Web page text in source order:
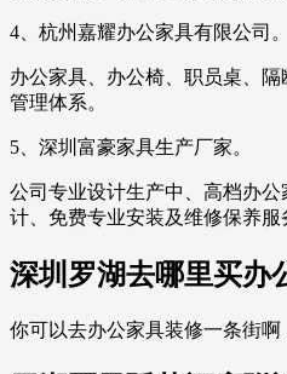
4、杭州嘉耀办公家具有限公司。
办公家具、办公椅、职员桌、
管理体系。
5、深圳富豪家具生产厂家。
公司专业设计生产中、高档办
计、免费专业安装及维修保养服
深圳罗湖去哪里买办
你可以去办公家具装修一条街